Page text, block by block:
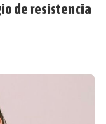
de resistencia